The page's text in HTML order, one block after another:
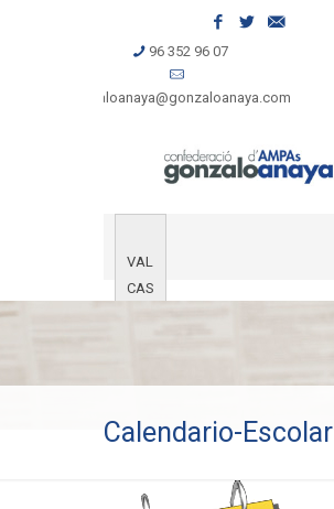
96 352 96 07
gonzaloanaya@gonzaloanaya.com
VAL
CAS
Calendario-Escolar